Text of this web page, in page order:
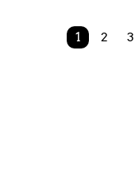
1 2 3